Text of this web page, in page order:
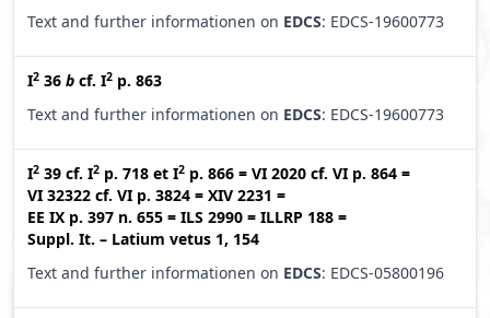
Text and further informationen on EDCS: EDCS-19600773
I2 36 b cf. I2 p. 863
Text and further informationen on EDCS: EDCS-19600773
I2 39 cf. I2 p. 718 et I2 p. 866 = VI 2020 cf. VI p. 864 =
VI 32322 cf. VI p. 3824 = XIV 2231 =
EE IX p. 397 n. 655 = ILS 2990 = ILLRP 188 =
Suppl. It. – Latium vetus 1, 154
Text and further informationen on EDCS: EDCS-05800196